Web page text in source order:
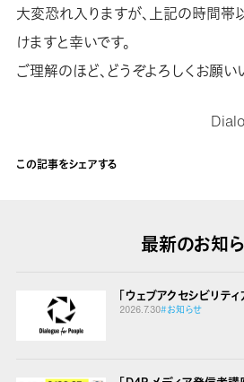
大変恐れ入りますが、上記の時間帯
けますと幸いです。
ご理解のほど、どうぞよろしくお願い
この記事をシェアする
最新のお知
「ウェブアクセシビリテ
2026.7.30#お知らせ